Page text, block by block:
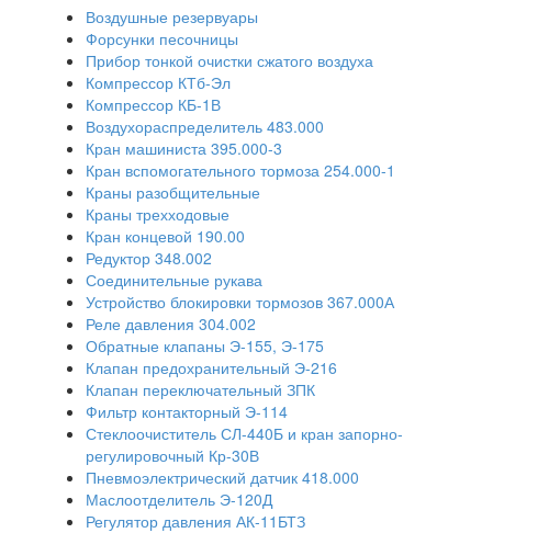
Воздушные резервуары
Форсунки песочницы
Прибор тонкой очистки сжатого воздуха
Компрессор КТб-Эл
Компрессор КБ-1В
Воздухораспределитель 483.000
Кран машиниста 395.000-3
Кран вспомогательного тормоза 254.000-1
Краны разобщительные
Краны трехходовые
Кран концевой 190.00
Редуктор 348.002
Соединительные рукава
Устройство блокировки тормозов 367.000А
Реле давления 304.002
Обратные клапаны Э-155, Э-175
Клапан предохранительный Э-216
Клапан переключательный ЗПК
Фильтр контакторный Э-114
Стеклоочиститель СЛ-440Б и кран запорно-
регулировочный Кр-30В
Пневмоэлектрический датчик 418.000
Маслоотделитель Э-120Д
Регулятор давления АК-11БТЗ